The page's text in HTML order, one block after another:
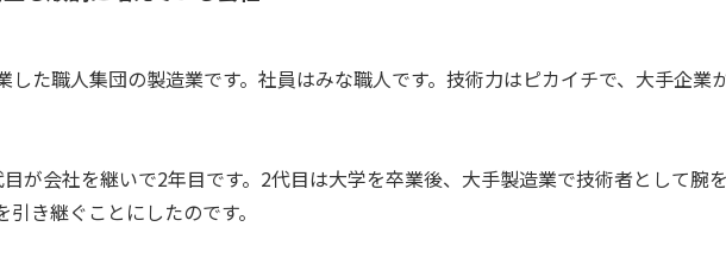
した職人集団の製造業です。社員はみな職人です。技術力はピカイチで、大手企業
が会社を継いで2年目です。2代目は大学を卒業後、大手製造業で技術者として腕
き継ぐことにしたのです。